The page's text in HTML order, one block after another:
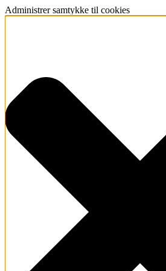
Administrer samtykke til cookies